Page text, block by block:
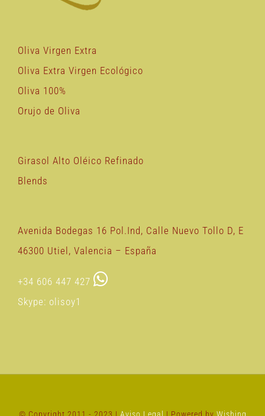
Oliva Virgen Extra
Oliva Extra Virgen Ecológico
Oliva 100%
Orujo de Oliva
Girasol Alto Oléico Refinado
Blends
Avenida Bodegas 16 Pol.Ind, Calle Nuevo Tollo D, E
46300 Utiel, Valencia – España
+34 606 447 427
Skype: olisoy1